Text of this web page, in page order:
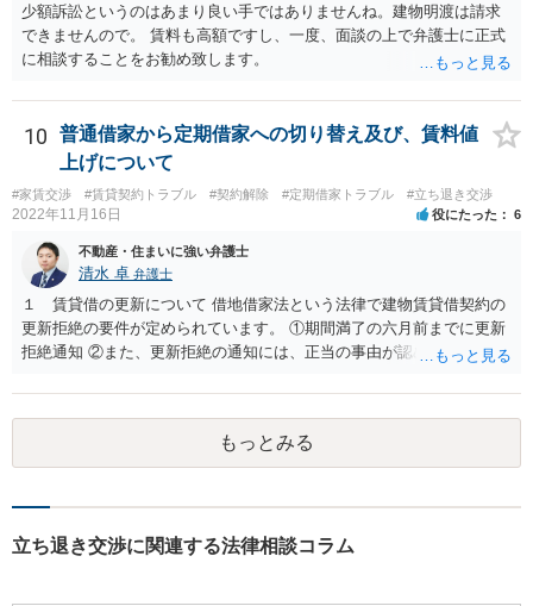
少額訴訟というのはあまり良い手ではありませんね。建物明渡は請求
できませんので。 賃料も高額ですし、一度、面談の上で弁護士に正式
に相談することをお勧め致します。
10
普通借家から定期借家への切り替え及び、賃料値
上げについて
#家賃交渉 #賃貸契約トラブル #契約解除 #定期借家トラブル #立ち退き交渉
2022年11月16日 役にたった 6
不動産・住まいに強い弁護士
清水 卓 弁護士
１ 賃貸借の更新について 借地借家法という法律で建物賃貸借契約の
更新拒絶の要件が定められています。 ①期間満了の六月前までに更新
拒絶通知 ②また、更新拒絶の通知には、正当の事由が認められる必要
賃借人の建物使用を必要とする事情のほか、従前の経過，建物の利用
状況，建物の現況，いわゆる立退料の申出を考慮して判断するものと
されています。 ③更新拒絶通知がされた場合でも、賃貸借期間満了満
了後も賃借人が建物の使用を継続する場合には、賃借人に対し遅滞な
側（賃貸人側）が、更新の予定されている普通賃貸借契約から更新の
もっとみる
立ち退き交渉に関連する法律相談コラム